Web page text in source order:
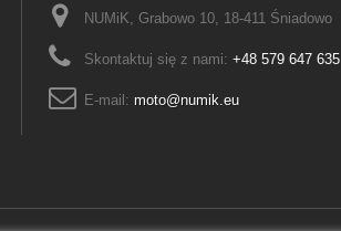
NUMiK, Grabowo 10, 18-411 Śniadowo
Skontaktuj się z nami: +48 579 647 635
E-mail: moto@numik.eu